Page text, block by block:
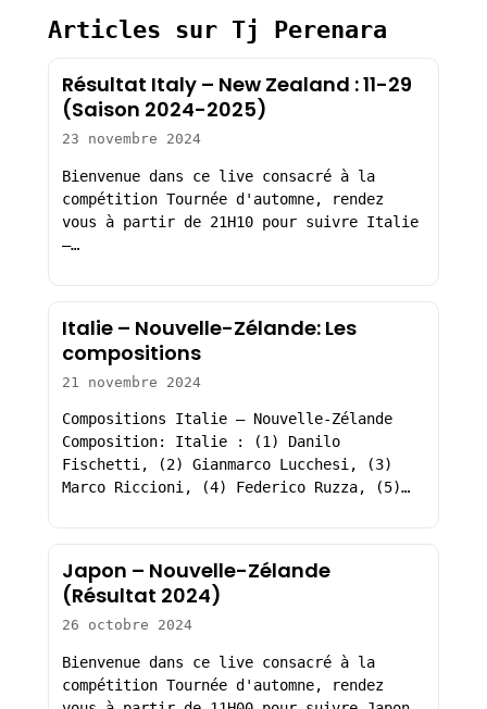
Articles sur Tj Perenara
Résultat Italy – New Zealand : 11-29
(Saison 2024-2025)
23 novembre 2024
Bienvenue dans ce live consacré à la
compétition Tournée d'automne, rendez
vous à partir de 21H10 pour suivre Italie
–…
Italie – Nouvelle-Zélande: Les
compositions
21 novembre 2024
Compositions Italie – Nouvelle-Zélande
Composition: Italie : (1) Danilo
Fischetti, (2) Gianmarco Lucchesi, (3)
Marco Riccioni, (4) Federico Ruzza, (5)…
Japon – Nouvelle-Zélande
(Résultat 2024)
26 octobre 2024
Bienvenue dans ce live consacré à la
compétition Tournée d'automne, rendez